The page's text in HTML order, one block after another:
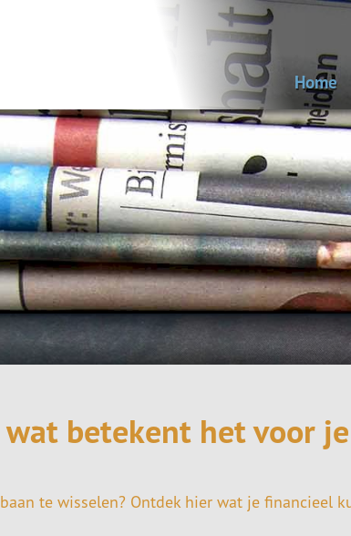
Home
wat betekent het voor
te wisselen? Ontdek hier wat je financieel